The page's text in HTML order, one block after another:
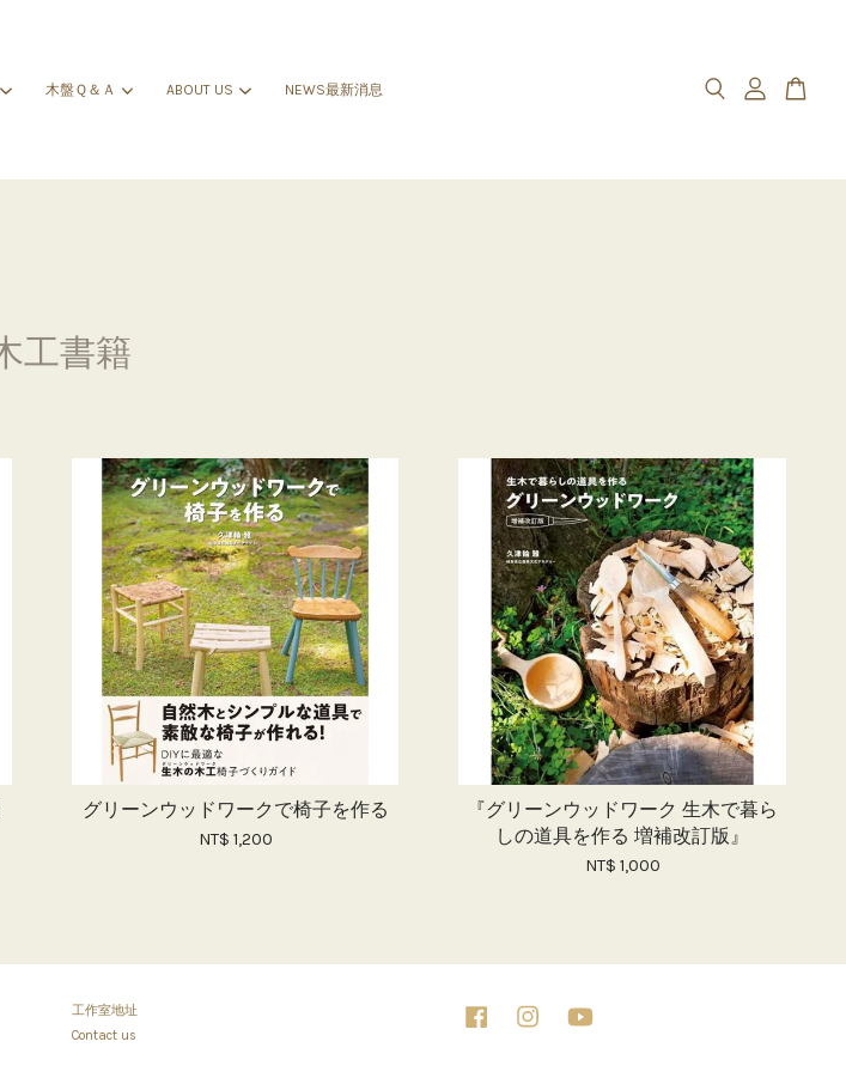
木盤Ｑ＆Ａ ABOUT US NEWS最新消息
工書籍
グリーンウッドワークで椅子を作る
NT$ 1,200
『グリーンウッドワーク 生木で暮ら
しの道具を作る 増補改訂版』
NT$ 1,000
工作室地址
Contact us
Facebook Instagram